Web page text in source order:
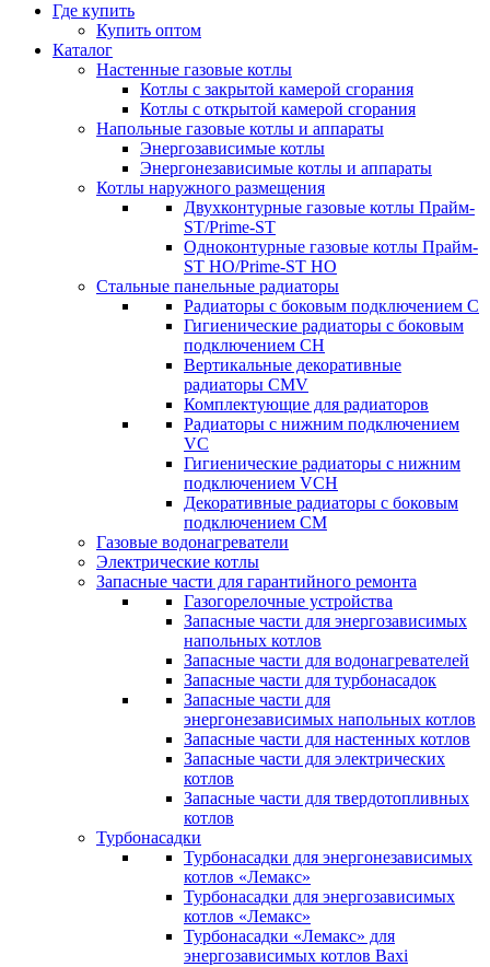
Где купить
Купить оптом
Каталог
Настенные газовые котлы
Котлы с закрытой камерой сгорания
Котлы с открытой камерой сгорания
Напольные газовые котлы и аппараты
Энергозависимые котлы
Энергонезависимые котлы и аппараты
Котлы наружного размещения
Двухконтурные газовые котлы Прайм-
ST/Prime-ST
Одноконтурные газовые котлы Прайм-
ST HO/Prime-ST HO
Стальные панельные радиаторы
Радиаторы c боковым подключением C
Гигиенические радиаторы c боковым
подключением CH
Вертикальные декоративные
радиаторы CMV
Комплектующие для радиаторов
Радиаторы c нижним подключением
VC
Гигиенические радиаторы c нижним
подключением VCH
Декоративные радиаторы с боковым
подключением CM
Газовые водонагреватели
Электрические котлы
Запасные части для гарантийного ремонта
Газогорелочные устройства
Запасные части для энергозависимых
напольных котлов
Запасные части для водонагревателей
Запасные части для турбонасадок
Запасные части для
энергонезависимых напольных котлов
Запасные части для настенных котлов
Запасные части для электрических
котлов
Запасные части для твердотопливных
котлов
Турбонасадки
Турбонасадки для энергонезависимых
котлов «Лемакс»
Турбонасадки для энергозависимых
котлов «Лемакс»
Турбонасадки «Лемакс» для
энергозависимых котлов Baxi